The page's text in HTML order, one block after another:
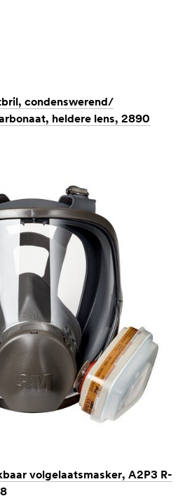
condenswerend/
heldere lens, 2890
volgelaatsmasker, A2P3 R-